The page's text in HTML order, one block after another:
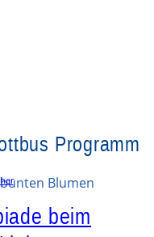
Programm
beim